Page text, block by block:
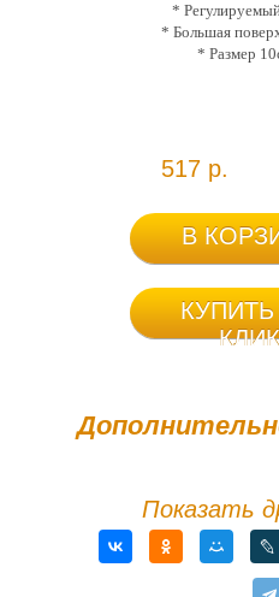
*
* Большая
* Размер
517 р.
В
КУПИТЬ
КЛИК
Показать